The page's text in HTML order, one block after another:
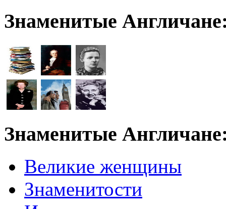
Знаменитые
Знаменитые
Великие женщины
Знаменитости